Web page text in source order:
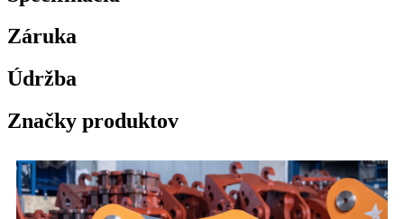
Záruka
Údržba
Značky produktov